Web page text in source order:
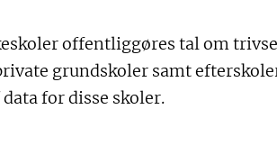
offentliggøres tal om
grundskoler samt
for disse skoler.